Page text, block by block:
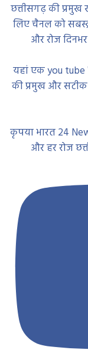
छत्तीसगढ़ की
लिए चैनल को
और रोज
यहां एक you
की प्रमुख और
कृपया भारत 24
और हर रोज